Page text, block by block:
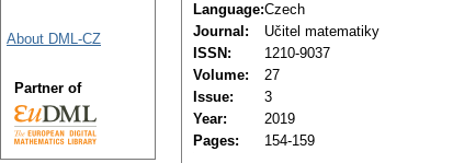
Language:Czech
Journal:
Učitel matematiky
ISSN:
1210-9037
Volume:
27
Issue:
3
Year:
2019
Pages:
154-159
About DML-CZ
Partner of